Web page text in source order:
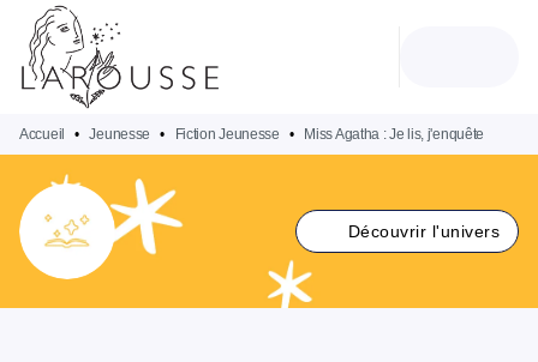
MENU
PIED DE PAGE
Accueil • Jeunesse • Fiction Jeunesse • Miss Agatha : Je lis, j'enquête
Découvrir l'univers